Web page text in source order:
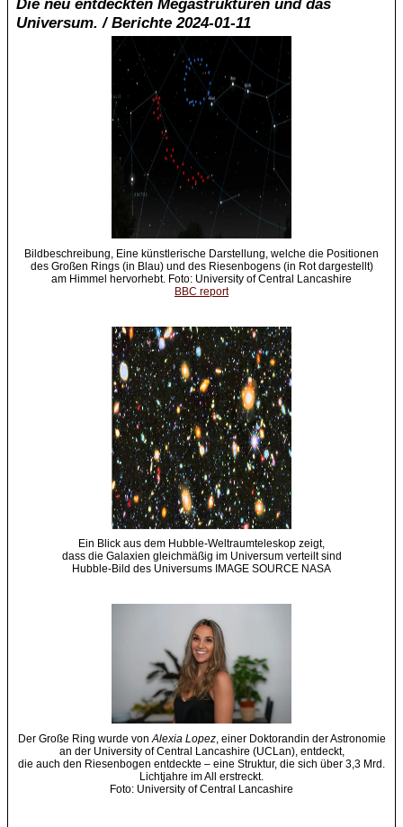
Die neu entdeckten Megastrukturen und das
Universum. / Berichte 2024-01-11
Bildbeschreibung, Eine künstlerische Darstellung, welche die Positionen
des Großen Rings (in Blau) und des Riesenbogens (in Rot dargestellt)
am Himmel hervorhebt. Foto: University of Central Lancashire
BBC report
Ein Blick aus dem Hubble-Weltraumteleskop zeigt,
dass die Galaxien gleichmäßig im Universum verteilt sind
Hubble-Bild des Universums IMAGE SOURCE NASA
Der Große Ring wurde von Alexia Lopez, einer Doktorandin der Astronomie
an der University of Central Lancashire (UCLan), entdeckt,
die auch den Riesenbogen entdeckte – eine Struktur, die sich über 3,3 Mrd.
Lichtjahre im All erstreckt.
Foto: University of Central Lancashire